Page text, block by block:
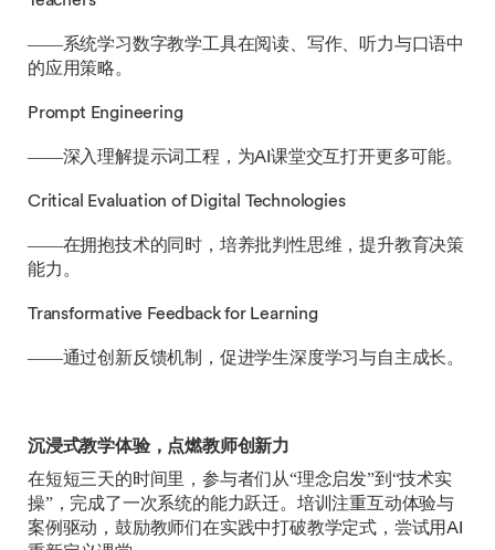
——系统学习数字教学工具在阅读、写作、听力与口语中
的应用策略。
Prompt Engineering
——深入理解提示词工程，为AI课堂交互打开更多可能。
Critical Evaluation of Digital Technologies
——在拥抱技术的同时，培养批判性思维，提升教育决策
能力。
Transformative Feedback for Learning
——通过创新反馈机制，促进学生深度学习与自主成长。
沉浸式教学体验，点燃教师创新力
在短短三天的时间里，参与者们从“理念启发”到“技术实
操”，完成了一次系统的能力跃迁。培训注重互动体验与
案例驱动，鼓励教师们在实践中打破教学定式，尝试用AI